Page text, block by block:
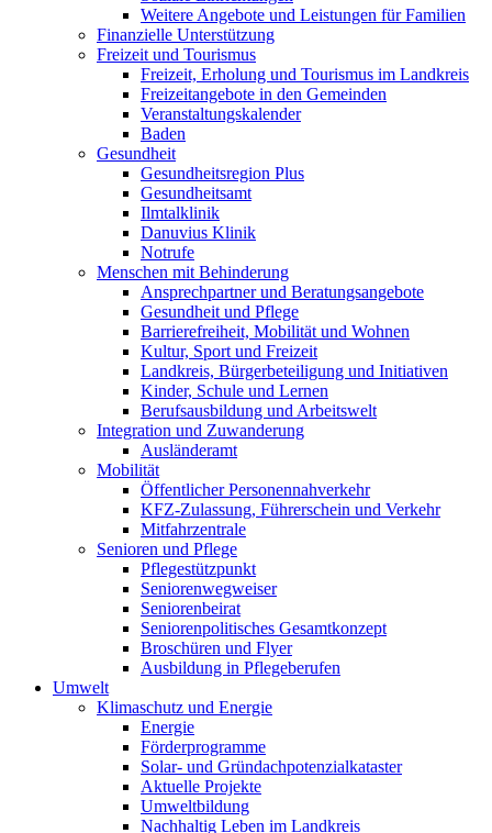
Weitere Angebote und Leistungen für Familien
Finanzielle Unterstützung
Freizeit und Tourismus
Freizeit, Erholung und Tourismus im Landkreis
Freizeitangebote in den Gemeinden
Veranstaltungskalender
Baden
Gesundheit
Gesundheitsregion Plus
Gesundheitsamt
Ilmtalklinik
Danuvius Klinik
Notrufe
Menschen mit Behinderung
Ansprechpartner und Beratungsangebote
Gesundheit und Pflege
Barrierefreiheit, Mobilität und Wohnen
Kultur, Sport und Freizeit
Landkreis, Bürgerbeteiligung und Initiativen
Kinder, Schule und Lernen
Berufsausbildung und Arbeitswelt
Integration und Zuwanderung
Ausländeramt
Mobilität
Öffentlicher Personennahverkehr
KFZ-Zulassung, Führerschein und Verkehr
Mitfahrzentrale
Senioren und Pflege
Pflegestützpunkt
Seniorenwegweiser
Seniorenbeirat
Seniorenpolitisches Gesamtkonzept
Broschüren und Flyer
Ausbildung in Pflegeberufen
Umwelt
Klimaschutz und Energie
Energie
Förderprogramme
Solar- und Gründachpotenzialkataster
Aktuelle Projekte
Umweltbildung
Nachhaltig Leben im Landkreis